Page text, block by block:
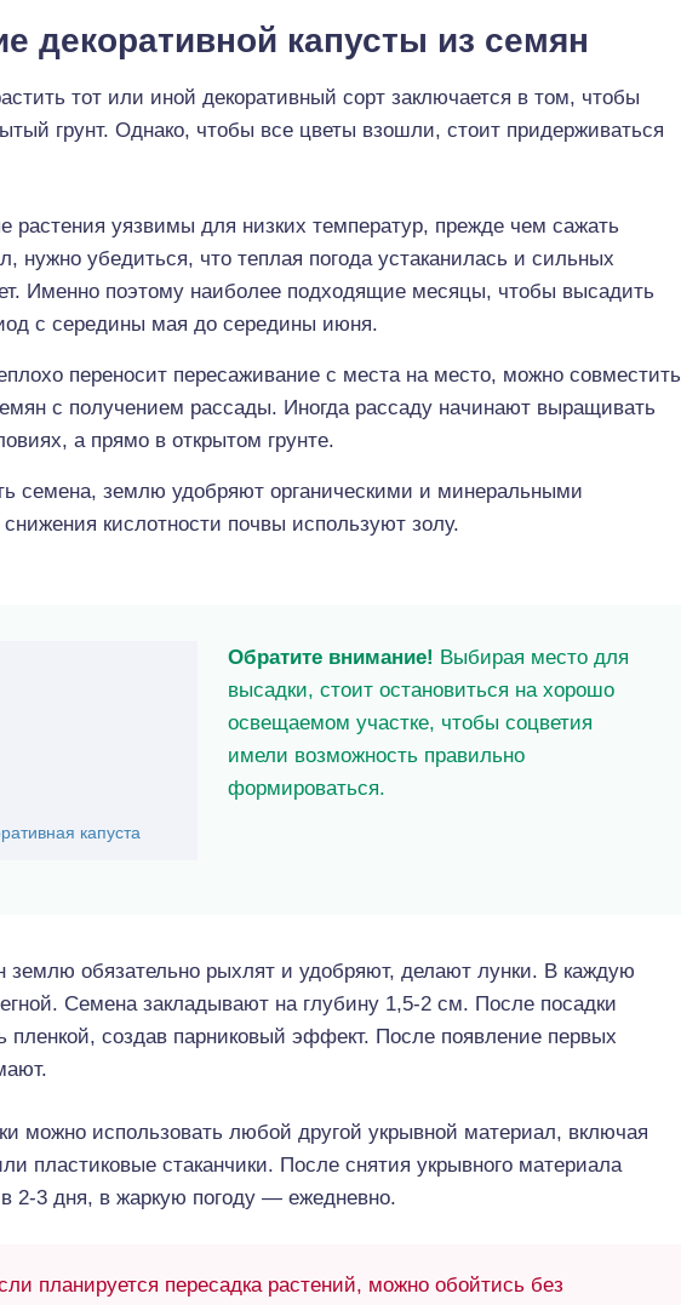
декоративной капусты из семян
тот или иной декоративный сорт заключается в том, чтобы
грунт. Однако, чтобы все цветы взошли, стоит придерживаться
растения уязвимы для низких температур, прежде чем сажать
нужно убедиться, что теплая погода устаканилась и сильных
Именно поэтому наиболее подходящие месяцы, чтобы высадить
с середины мая до середины июня.
переносит пересаживание с места на место, можно совместить
с получением рассады. Иногда рассаду начинают выращивать
а прямо в открытом грунте.
семена, землю удобряют органическими и минеральными
кислотности почвы используют золу.
капуста
Обратите внимание! Выбирая место для
высадки, стоит остановиться на хорошо
освещаемом участке, чтобы соцветия
имели возможность правильно
формироваться.
землю обязательно рыхлят и удобряют, делают лунки. В каждую
Семена закладывают на глубину 1,5-2 см. После посадки
пленкой, создав парниковый эффект. После появление первых
можно использовать любой другой укрывной материал, включая
пластиковые стаканчики. После снятия укрывного материала
2-3 дня, в жаркую погоду — ежедневно.
планируется пересадка растений, можно обойтись без